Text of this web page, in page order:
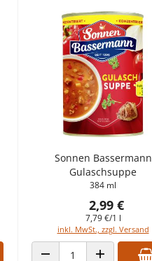
Sonnen Bassermann
Gulaschsuppe
384 ml
2,99 €
7,79 €/1 l
inkl. MwSt., zzgl. Versand